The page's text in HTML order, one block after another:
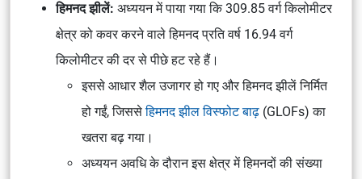
हिमनद झीलें: अध्ययन में पाया गया कि 309.85 वर्ग किलोमीटर
क्षेत्र को कवर करने वाले हिमनद प्रति वर्ष 16.94 वर्ग
किलोमीटर की दर से पीछे हट रहे हैं।
इससे आधार शैल उजागर हो गए और हिमनद झीलें निर्मित
हो गईं, जिससेहिमनद झील विस्फोट बाढ़ (GLOFs) का
खतरा बढ़ गया।
अध्ययन अवधि के दौरान इस क्षेत्र में हिमनदों की संख्या